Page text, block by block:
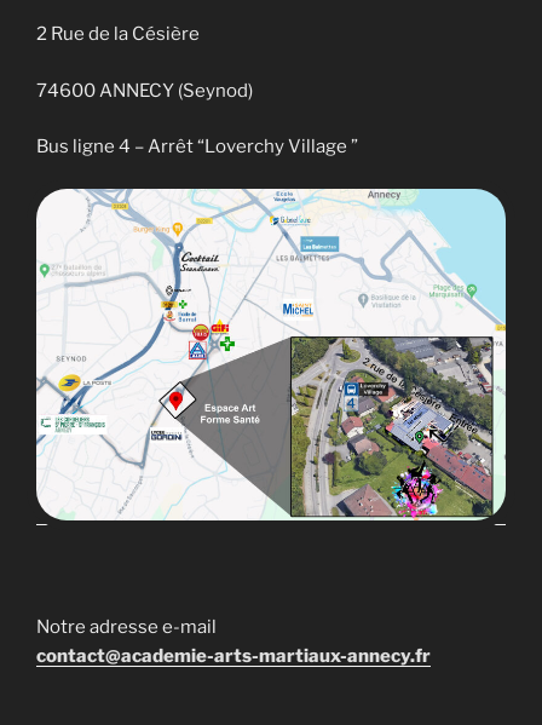
2 Rue de la Césière
74600 ANNECY (Seynod)
Bus ligne 4 – Arrêt “Loverchy Village ”
Notre adresse e-mail
contact@academie-arts-martiaux-annecy.fr